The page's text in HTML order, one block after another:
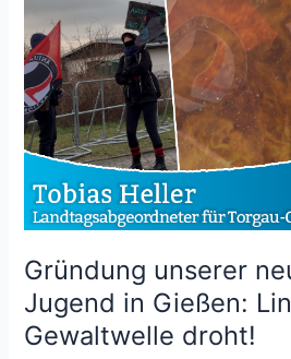
Gründung unserer
Jugend in Gießen:
Gewaltwelle droht!